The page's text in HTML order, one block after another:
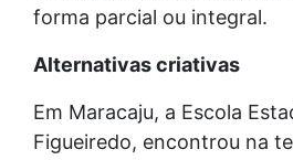
forma parcial ou integral.
Alternativas criativas
Em Maracaju, a Escola
Figueiredo, encontrou na